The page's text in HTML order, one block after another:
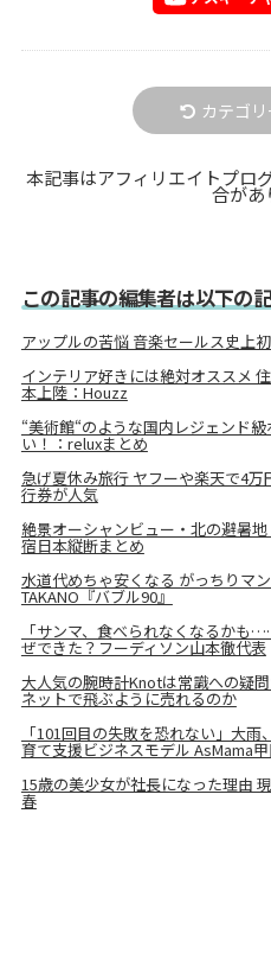
カテゴ
本記事はアフィリエイトプロ
合があ
この記事の編集者は以下の
アップルの苦悩 音楽セールス史上
インテリア好きには絶対オススメ
本上陸：Houzz
“美術館“のような国内レジェンド
い！：reluxまとめ
急げ夏休み旅行 ヤフーや楽天で4
行券が人気
絶景オーシャンビュー・北の避暑
宿日本縦断まとめ
水道代めちゃ安くなる がっちりマ
TAKANO『バブル90』
「サンマ、食べられなくなるか
ぜできた？フーディソン山本徹代表
大人気の腕時計Knotは常識への疑
ネットで飛ぶように売れるのか
「101回目の失敗を恐れない」大
育て支援ビジネスモデル AsMama
15歳の美少女が社長になった理由
春